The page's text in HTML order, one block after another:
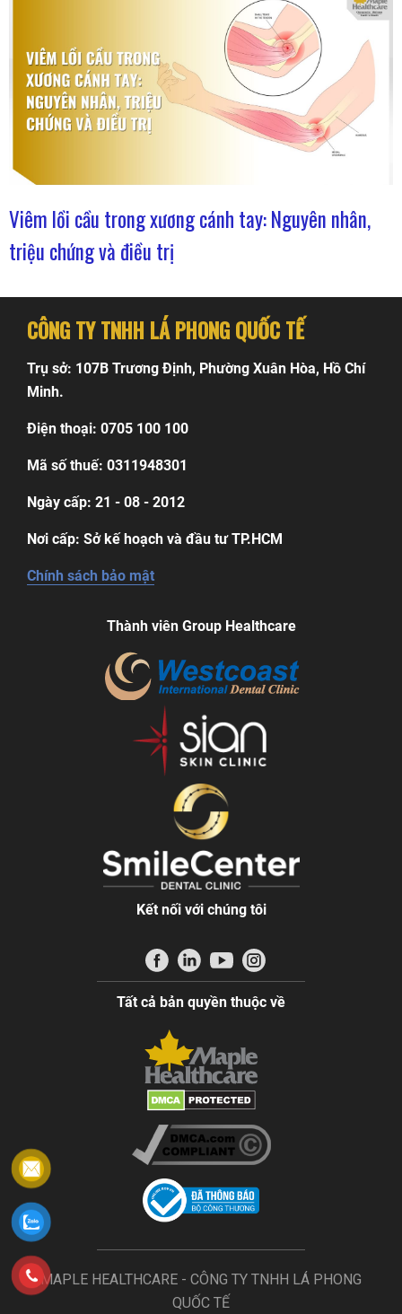
Viêm lồi cầu trong xương cánh tay: Nguyên nhân,
triệu chứng và điều trị
CÔNG TY TNHH LÁ PHONG QUỐC TẾ
Trụ sở: 107B Trương Định, Phường Xuân Hòa, Hồ Chí
Minh.
Điện thoại: 0705 100 100
Mã số thuế: 0311948301
Ngày cấp: 21 - 08 - 2012
Nơi cấp: Sở kế hoạch và đầu tư TP.HCM
Chính sách bảo mật
Thành viên Group Healthcare
Kết nối với chúng tôi
Tất cả bản quyền thuộc về
MAPLE HEALTHCARE - CÔNG TY TNHH LÁ PHONG
QUỐC TẾ